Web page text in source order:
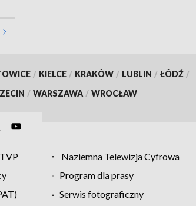
/ KIELCE / KRAKÓW / LUBLIN / ŁÓDŹ /
/ WARSZAWA / WROCŁAW
Naziemna Telewizja Cyfrowa
Program dla prasy
Serwis fotograficzny